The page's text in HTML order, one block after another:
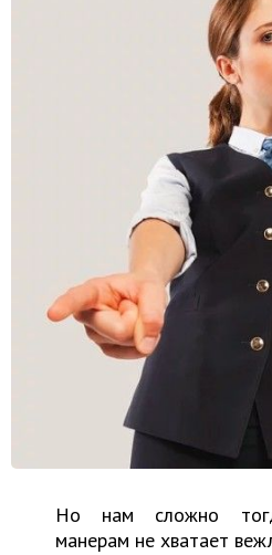
Но нам сложно
манерам не хватает